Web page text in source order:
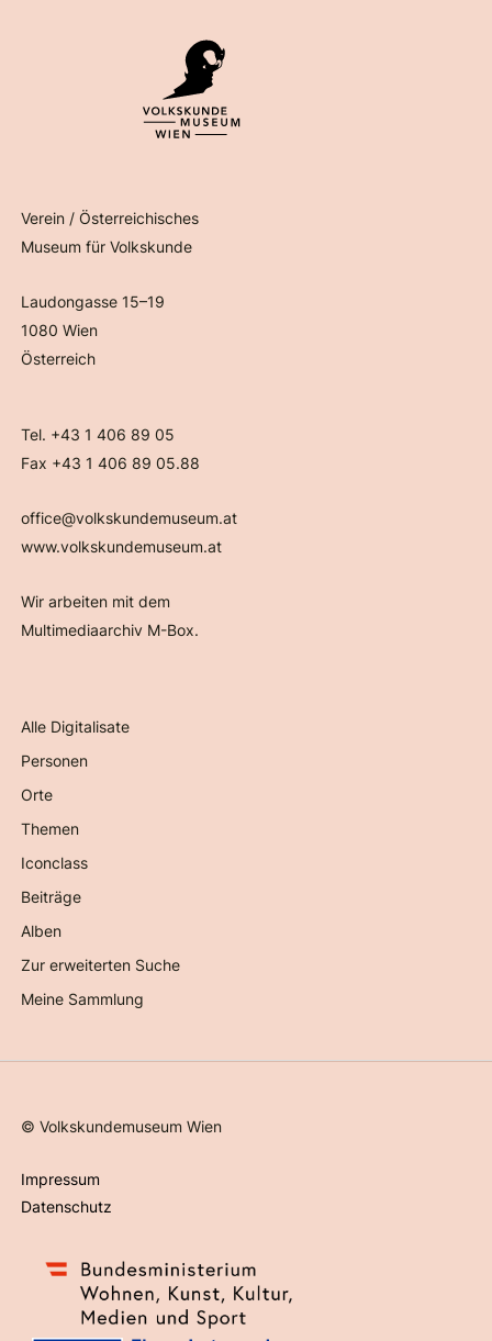
Verein / Österreichisches
Museum für Volkskunde
Laudongasse 15–19
1080 Wien
Österreich
Tel. +43 1 406 89 05
Fax +43 1 406 89 05.88
office@volkskundemuseum.at
www.volkskundemuseum.at
Wir arbeiten mit dem
Multimediaarchiv M-Box.
Alle Digitalisate
Personen
Orte
Themen
Iconclass
Beiträge
Alben
Zur erweiterten Suche
Meine Sammlung
©Volkskundemuseum Wien
Impressum
Datenschutz